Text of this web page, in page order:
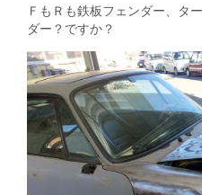
ＦもＲも鉄板フェンダー、タ
ダー？ですか？